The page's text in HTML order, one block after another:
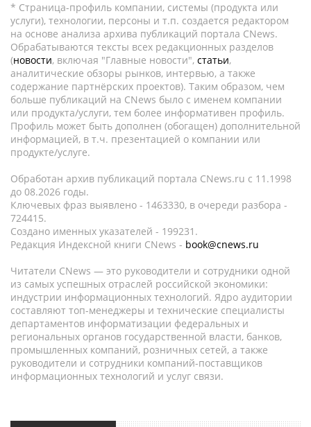
* Страница-профиль компании, системы (продукта или
услуги), технологии, персоны и т.п. создается редактором
на основе анализа архива публикаций портала CNews.
Обрабатываются тексты всех редакционных разделов
(новости, включая "Главные новости", статьи,
аналитические обзоры рынков, интервью, а также
содержание партнёрских проектов). Таким образом, чем
больше публикаций на CNews было с именем компании
или продукта/услуги, тем более информативен профиль.
Профиль может быть дополнен (обогащен) дополнительной
информацией, в т.ч. презентацией о компании или
продукте/услуге.
Обработан архив публикаций портала CNews.ru c 11.1998
до 08.2026 годы.
Ключевых фраз выявлено - 1463330, в очереди разбора -
724415.
Создано именных указателей - 199231.
Редакция Индексной книги CNews - book@cnews.ru
Читатели CNews — это руководители и сотрудники одной
из самых успешных отраслей российской экономики:
индустрии информационных технологий. Ядро аудитории
составляют топ-менеджеры и технические специалисты
департаментов информатизации федеральных и
региональных органов государственной власти, банков,
промышленных компаний, розничных сетей, а также
руководители и сотрудники компаний-поставщиков
информационных технологий и услуг связи.